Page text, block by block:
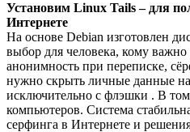
Установим Linux Tails – для
Интернете
На основе Debian изготовлен
выбор для человека, кому
анонимность при переписке,
нужно скрыть личные данные
исключительно с флэшки . В
компьютеров. Система
серфинга в Интернете и